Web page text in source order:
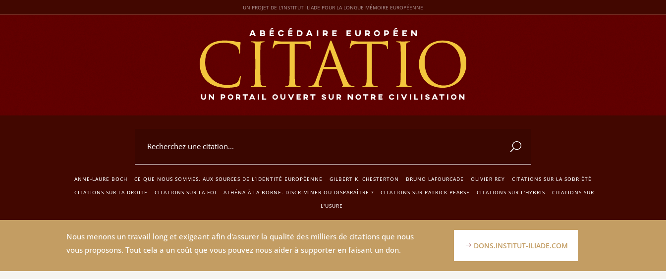
UN PROJET DE L'INSTITUT ILIADE POUR LA LONGUE MÉMOIRE EUROPÉENNE
ANNE-LAURE BOCH CE QUE NOUS SOMMES. AUX SOURCES DE L’IDENTITÉ EUROPÉENNE GILBERT K. CHESTERTON BRUNO LAFOURCADE OLIVIER REY
CITATIONS SUR LA SOBRIÉTÉ
CITATIONS SUR LA DROITE
CITATIONS SUR LA FOI ATHÉNA À LA BORNE. DISCRIMINER OU DISPARAÎTRE ? CITATIONS SUR PATRICK PEARSE CITATIONS SUR L'HYBRIS
CITATIONS SUR
L'USURE
Nous menons un travail long et exigeant afin d'assurer la qualité des milliers de citations que nous
vous proposons. Tout cela a un coût que vous pouvez nous aider à supporter en faisant un don.
DONS.INSTITUT-ILIADE.COM